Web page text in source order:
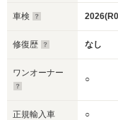
車検
修復歴 なし
ワンオーナー
○
正規輸入車 ○